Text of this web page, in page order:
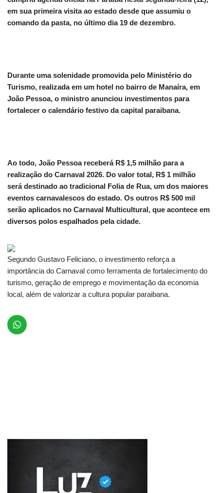
em sua primeira visita ao estado desde que assumiu o
comando da pasta, no último dia 19 de dezembro.
Durante uma solenidade promovida pelo Ministério do
Turismo, realizada em um hotel no bairro de Manaíra, em
João Pessoa, o ministro anunciou investimentos para
fortalecer o calendário festivo da capital paraibana.
Ao todo, João Pessoa receberá R$ 1,5 milhão para a
realização do Carnaval 2026. Do valor total, R$ 1 milhão
será destinado ao tradicional Folia de Rua, um dos maiores
eventos carnavalescos do estado. Os outros R$ 500 mil
serão aplicados no Carnaval Multicultural, que acontece em
diversos polos espalhados pela cidade.
Segundo Gustavo Feliciano, o investimento reforça a
importância do Carnaval como ferramenta de fortalecimento do
turismo, geração de emprego e movimentação da economia
local, além de valorizar a cultura popular paraibana.